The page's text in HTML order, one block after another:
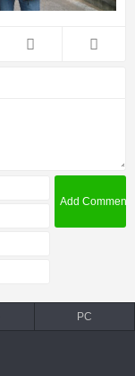
PC